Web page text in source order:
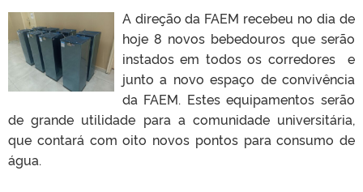
A direção da FAEM recebeu no dia de
hoje 8 novos bebedouros que serão
instados em todos os corredores e
junto a novo espaço de convivência
da FAEM. Estes equipamentos serão
de grande utilidade para a comunidade universitária,
que contará com oito novos pontos para consumo de
água.